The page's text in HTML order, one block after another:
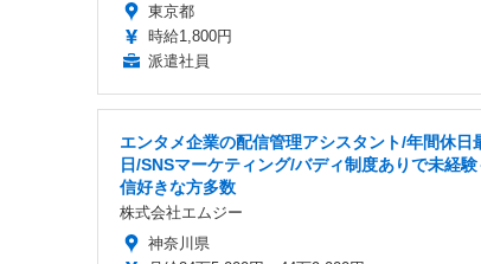
東京都
時給1,800円
派遣社員
エンタメ企業の配信管理アシスタント/年間休日
日/SNSマーケティング/バディ制度ありで未経
信好きな方多数
株式会社エムジー
神奈川県